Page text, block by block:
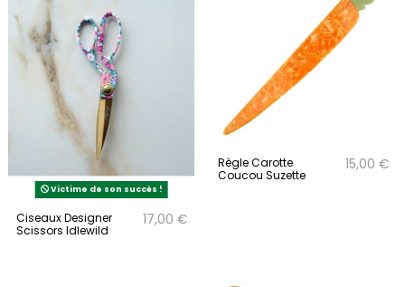
Victime de son succès !
Ciseaux Designer
Scissors Idlewild
17,00 €
Règle Carotte
Coucou Suzette
15,00 €